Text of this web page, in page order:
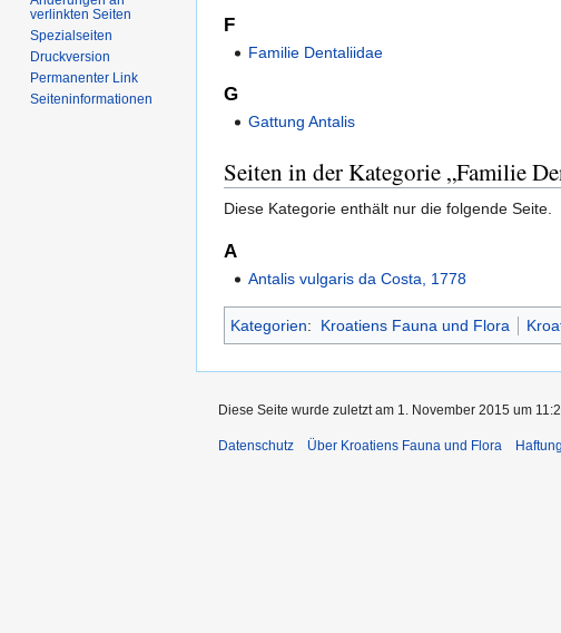
F
Familie Dentaliidae
G
Gattung Antalis
Seiten in der Kategorie „Familie
Diese Kategorie enthält nur die folgende Seite.
A
Antalis vulgaris da Costa, 1778
Kategorien: Kroatiens Fauna und Flora
verlinkten Seiten
Spezialseiten
Druckversion
Permanenter Link
Seiten­informationen
Diese Seite wurde zuletzt am 1. November 2015 um
Datenschutz Über Kroatiens Fauna und Flora